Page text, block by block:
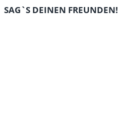
SAG`S DEINEN FREUNDEN!